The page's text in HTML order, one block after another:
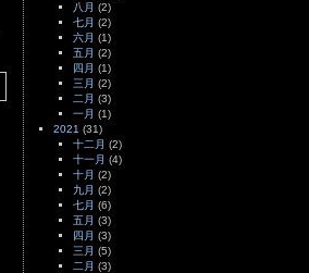
八月 (2)
七月 (2)
六月 (1)
五月 (2)
四月 (1)
三月 (2)
二月 (3)
一月 (1)
2021 (31)
十二月 (2)
十一月 (4)
十月 (2)
九月 (2)
七月 (6)
五月 (3)
四月 (3)
三月 (5)
二月 (3)